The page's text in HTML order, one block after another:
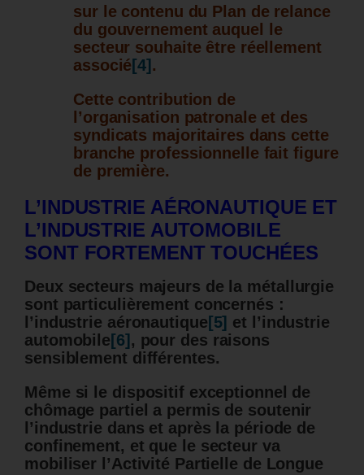
sur le contenu du Plan de relance
du gouvernement auquel le
secteur souhaite être réellement
associé [4] .
Cette contribution de
l’organisation patronale et des
syndicats majoritaires dans cette
branche professionnelle fait figure
de première.
L’INDUSTRIE AÉRONAUTIQUE ET
L’INDUSTRIE AUTOMOBILE
SONT FORTEMENT TOUCHÉES
Deux secteurs majeurs de la métallurgie
sont particulièrement concernés :
l’industrie aéronautique [5] et l’industrie
automobile [6] , pour des raisons
sensiblement différentes.
Même si le dispositif exceptionnel de
chômage partiel a permis de soutenir
l’industrie dans et après la période de
confinement, et que le secteur va
mobiliser l’Activité Partielle de Longue